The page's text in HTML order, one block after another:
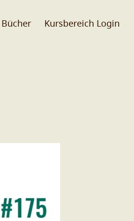
Bücher Kursbereich Login